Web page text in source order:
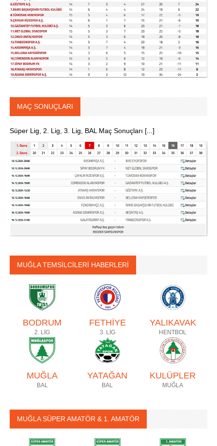
MAÇ SONUÇLARI
Süper Lig, 2. Lig, 3. Lig, BAL Maç Sonuçları [...]
MUĞLA TEMSİLCİLERİ HABERLERİ
BODRUM
2. LİG
FETHİYE
3. LİG
YALIKAVAK
HENTBOL
MUĞLA
BAL
YATAĞAN
BAL
KULÜPLER
MUĞLA
MUĞLA SÜPER AMATÖR & 1. AMATÖR